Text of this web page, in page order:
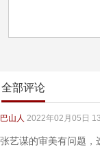
全部评论
巴山人 2022年02月05日
张艺谋的审美有问题，